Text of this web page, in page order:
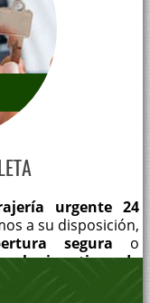
urgente 24
a su disposición,
segura o
tipo de